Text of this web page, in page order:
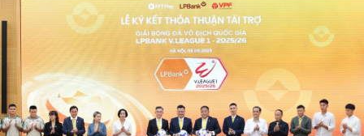
THẾ GIỚI
THỂ THAO
GIÁO DỤC
Y TẾ